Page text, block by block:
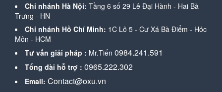
Chi nhánh Hà Nội: Tầng 6 số 29 Lê Đại Hành - Hai Bà
Trưng - HN
Chi nhánh Hồ Chí Minh: 1C Lô 5 - Cư Xá Bà Điểm - Hóc
Môn - HCM
Tư vấn giải pháp : Mr.Tiến 0984.241.591
Tổng đài hỗ trợ : 0965.222.302
Email: Contact@oxu.vn